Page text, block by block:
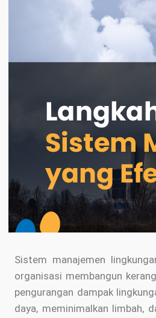
Sistem manajemen
organisasi membangun
pengurangan dampak
daya, meminimalkan limbah,